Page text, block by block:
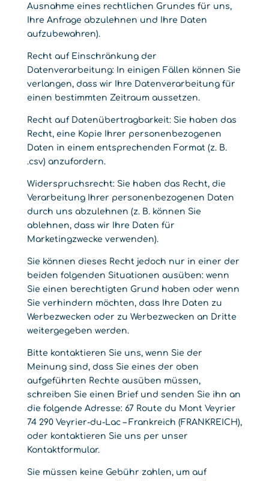
Ausnahme eines rechtlichen Grundes für uns,
Ihre Anfrage abzulehnen und Ihre Daten
aufzubewahren).
Recht auf Einschränkung der
Datenverarbeitung: In einigen Fällen können Sie
verlangen, dass wir Ihre Datenverarbeitung für
einen bestimmten Zeitraum aussetzen.
Recht auf Datenübertragbarkeit: Sie haben das
Recht, eine Kopie Ihrer personenbezogenen
Daten in einem entsprechenden Format (z. B.
.csv) anzufordern.
Widerspruchsrecht: Sie haben das Recht, die
Verarbeitung Ihrer personenbezogenen Daten
durch uns abzulehnen (z. B. können Sie
ablehnen, dass wir Ihre Daten für
Marketingzwecke verwenden).
Sie können dieses Recht jedoch nur in einer der
beiden folgenden Situationen ausüben: wenn
Sie einen berechtigten Grund haben oder wenn
Sie verhindern möchten, dass Ihre Daten zu
Werbezwecken oder zu Werbezwecken an Dritte
weitergegeben werden.
Bitte kontaktieren Sie uns, wenn Sie der
Meinung sind, dass Sie eines der oben
aufgeführten Rechte ausüben müssen,
schreiben Sie einen Brief und senden Sie ihn an
die folgende Adresse: 67 Route du Mont Veyrier
74 290 Veyrier-du-Lac – Frankreich (FRANKREICH),
oder kontaktieren Sie uns per unser
Kontaktformular.
Sie müssen keine Gebühr zahlen, um auf